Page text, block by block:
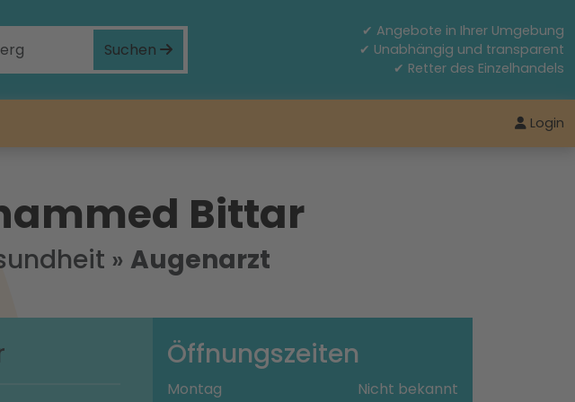
Suchen
✔ Angebote in Ihrer Umgebung
✔ Unabhängig und transparent
✔ Retter des Einzelhandels
Login
Bittar
» Augenarzt
Öffnungszeiten
Montag Nicht bekannt